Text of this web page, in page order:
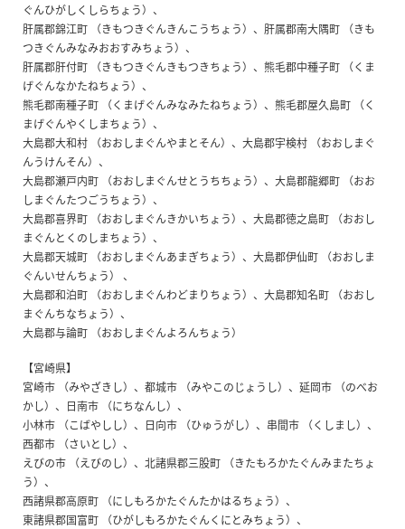
ぐんひがしくしらちょう）、
肝属郡錦江町 （きもつきぐんきんこうちょう）、肝属郡南大隅町 （きも
つきぐんみなみおおすみちょう）、
肝属郡肝付町 （きもつきぐんきもつきちょう）、熊毛郡中種子町 （くま
げぐんなかたねちょう）、
熊毛郡南種子町 （くまげぐんみなみたねちょう）、熊毛郡屋久島町 （く
まげぐんやくしまちょう）、
大島郡大和村 （おおしまぐんやまとそん）、大島郡宇検村 （おおしまぐ
んうけんそん）、
大島郡瀬戸内町 （おおしまぐんせとうちちょう）、大島郡龍郷町 （おお
しまぐんたつごうちょう）、
大島郡喜界町 （おおしまぐんきかいちょう）、大島郡徳之島町 （おおし
まぐんとくのしまちょう）、
大島郡天城町 （おおしまぐんあまぎちょう）、大島郡伊仙町 （おおしま
ぐんいせんちょう） 、
大島郡和泊町 （おおしまぐんわどまりちょう）、大島郡知名町 （おおし
まぐんちなちょう）、
大島郡与論町 （おおしまぐんよろんちょう）
【宮崎県】
宮崎市 （みやざきし）、都城市 （みやこのじょうし）、延岡市 （のべお
かし）、日南市 （にちなんし）、
小林市 （こばやしし）、日向市 （ひゅうがし）、串間市 （くしまし）、
西都市 （さいとし）、
えびの市 （えびのし）、北諸県郡三股町 （きたもろかたぐんみまたちょ
う）、
西諸県郡高原町 （にしもろかたぐんたかはるちょう）、
東諸県郡国富町 （ひがしもろかたぐんくにとみちょう）、